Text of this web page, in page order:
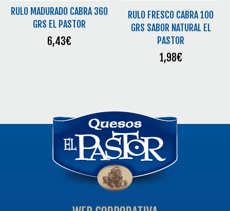
RULO MADURADO CABRA 360
GRS EL PASTOR
6,43€
RULO FRESCO CABRA 100
GRS SABOR NATURAL EL
PASTOR
1,98€